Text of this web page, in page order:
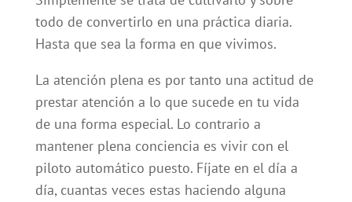
todo de convertirlo en una práctica diaria.
Hasta que sea la forma en que vivimos.
La atención plena es por tanto una actitud de
prestar atención a lo que sucede en tu vida
de una forma especial. Lo contrario a
mantener plena conciencia es vivir con el
piloto automático puesto. Fíjate en el día a
día, cuantas veces estas haciendo alguna